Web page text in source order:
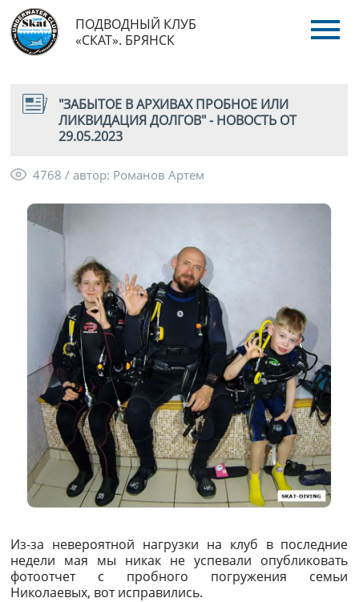
ПОДВОДНЫЙ КЛУБ
«СКАТ». БРЯНСК
"ЗАБЫТОЕ В АРХИВАХ ПРОБНОЕ ИЛИ
ЛИКВИДАЦИЯ ДОЛГОВ" - НОВОСТЬ ОТ
29.05.2023
4768 / автор: Романов Артем
Из-за невероятной нагрузки на клуб в последние
недели мая мы никак не успевали опубликовать
фотоотчет с пробного погружения семьи
Николаевых, вот исправились.